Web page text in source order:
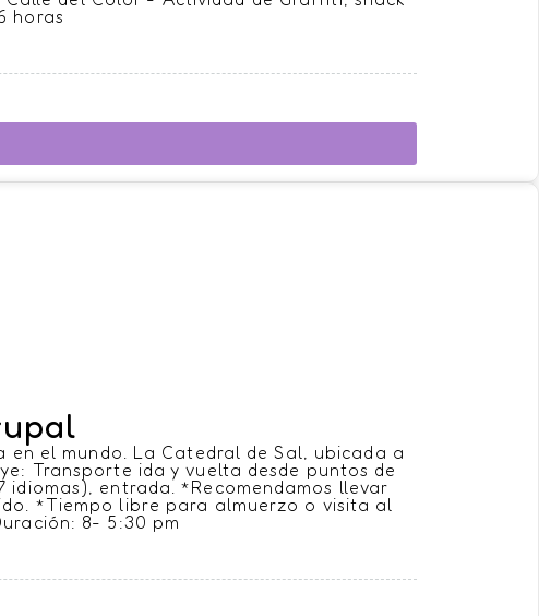
horas
el mundo. La Catedral de Sal, ubicada a
Transporte ida y vuelta desde puntos de
entrada. *Recomendamos llevar
*Tiempo libre para almuerzo o visita al
8- 5:30 pm